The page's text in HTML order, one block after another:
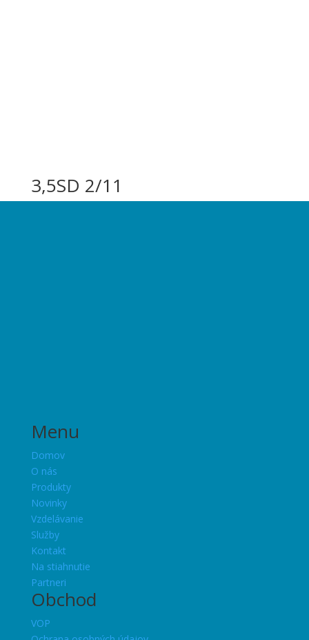
3,5SD 2/11
Menu
Domov
O nás
Produkty
Novinky
Vzdelávanie
Služby
Kontakt
Na stiahnutie
Partneri
Obchod
VOP